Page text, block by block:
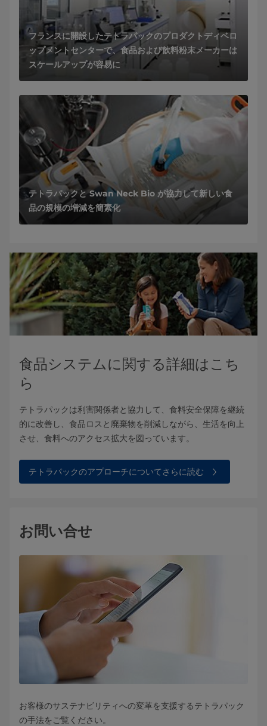
フランスに開設したテトラパックのプロダクトディベロ
ップメントセンターで、食品および飲料粉末メーカーは
スケールアップが容易に
テトラパックと Swan Neck Bio が協力して新しい食
品の規模の増減を簡素化
食品システムに関する詳細はこち
ら
テトラパックは利害関係者と協力して、食料安全保障を継続
的に改善し、食品ロスと廃棄物を削減しながら、生活を向上
させ、食料へのアクセス拡大を図っています。
テトラパックのアプローチについてさらに読む
お問い合せ
お客様のサステナビリティへの変革を支援するテトラパック
の手法をご覧ください。